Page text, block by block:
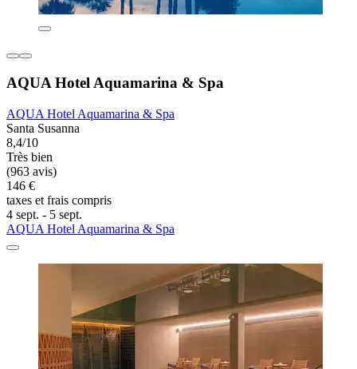
AQUA Hotel Aquamarina & Spa
AQUA Hotel Aquamarina & Spa
Santa Susanna
8,4/10
Très bien
(963 avis)
146 €
taxes et frais compris
4 sept. - 5 sept.
AQUA Hotel Aquamarina & Spa